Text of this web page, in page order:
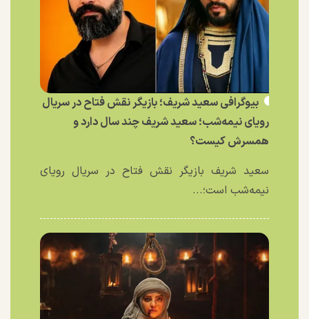
بیوگرافی سعید شریف؛ بازیگر نقش فتاح در سریال
رویای نیمه‌شب؛ سعید شریف چند سال دارد و
همسرش کیست؟
سعید شریف بازیگر نقش فتاح در سریال رویای
نیمه‌شب است؛...